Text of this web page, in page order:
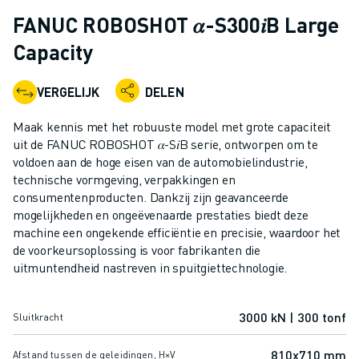
COLLABORATIEVE ROBOTS
ROBOT AANBOD
ROBOT ACCESSOIRES
SIMULATIE SOFTWARE
ROBOTS VOOR HET ONDERWIJS
ROBOT AUTOMATISERING
BOOGLAS ROBOTS
ARTICULATED ROBOTS
ARC MATE SERIE
M-900 SERIE
VERFSPUIT ROBOTS
FANUC ROBOSHOT 𝛼-S300𝑖B Large
Capacity
VERGELIJK DELEN
Maak kennis met het robuuste model met grote capaciteit
uit de FANUC ROBOSHOT 𝛼-S𝑖B serie, ontworpen om te
voldoen aan de hoge eisen van de automobielindustrie,
technische vormgeving, verpakkingen en
consumentenproducten. Dankzij zijn geavanceerde
mogelijkheden en ongeëvenaarde prestaties biedt deze
machine een ongekende efficiëntie en precisie, waardoor het
de voorkeursoplossing is voor fabrikanten die
uitmuntendheid nastreven in spuitgiettechnologie.
Sluitkracht 3000 kN | 300 tonf
Afstand tussen de geleidingen, H×V 810x710 mm